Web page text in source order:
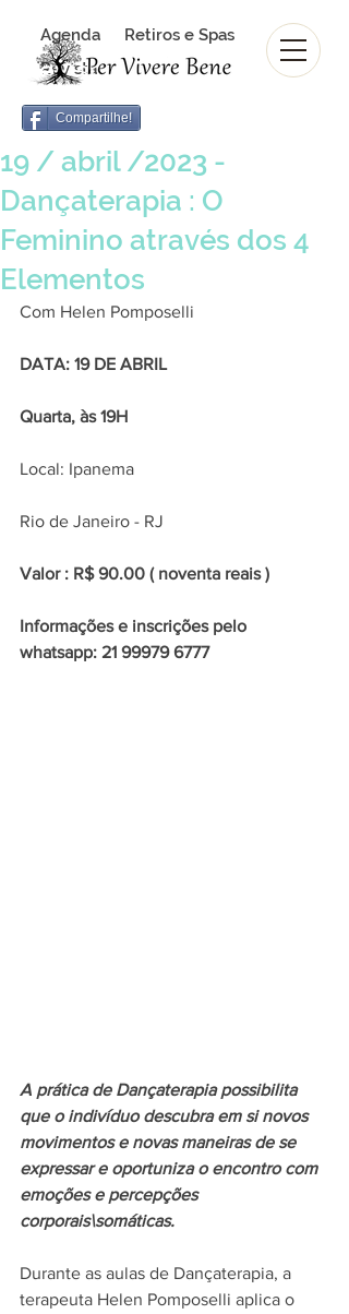
Agenda
Revista
Retiros e Spas
Revista Per Vivere Bene
Compartilhe!
19 / abril /2023 -
Dançaterapia : O
Feminino através dos 4
Elementos
Com Helen Pomposelli
DATA: 19 DE ABRIL
Quarta, às 19H
Local: Ipanema
Rio de Janeiro - RJ
Valor : R$ 90.00 ( noventa reais )
Informações e inscrições pelo
whatsapp: 21 99979 6777
A prática de Dançaterapia possibilita
que o indivíduo descubra em si novos
movimentos e novas maneiras de se
expressar e oportuniza o encontro com
emoções e percepções
corporais\somáticas.
Durante as aulas de Dançaterapia, a
terapeuta Helen Pomposelli aplica o